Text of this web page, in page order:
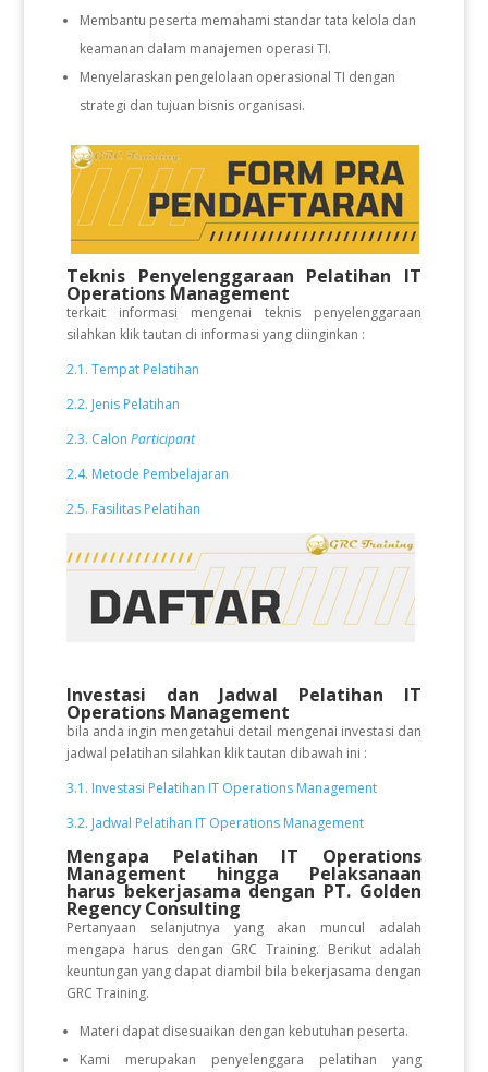
Membantu peserta memahami standar tata kelola dan
keamanan dalam manajemen operasi TI.
Menyelaraskan pengelolaan operasional TI dengan
strategi dan tujuan bisnis organisasi.
Teknis Penyelenggaraan Pelatihan IT
Operations Management
terkait informasi mengenai teknis penyelenggaraan
silahkan klik tautan di informasi yang diinginkan :
2.1. Tempat Pelatihan
2.2. Jenis Pelatihan
2.3. Calon Participant
2.4. Metode Pembelajaran
2.5. Fasilitas Pelatihan
Investasi dan Jadwal Pelatihan IT
Operations Management
bila anda ingin mengetahui detail mengenai investasi dan
jadwal pelatihan silahkan klik tautan dibawah ini :
3.1. Investasi Pelatihan IT Operations Management
3.2. Jadwal Pelatihan IT Operations Management
Mengapa Pelatihan IT Operations
Management hingga Pelaksanaan
harus bekerjasama dengan PT. Golden
Regency Consulting
Pertanyaan selanjutnya yang akan muncul adalah
mengapa harus dengan GRC Training. Berikut adalah
keuntungan yang dapat diambil bila bekerjasama dengan
GRC Training.
Materi dapat disesuaikan dengan kebutuhan peserta.
Kami merupakan penyelenggara pelatihan yang